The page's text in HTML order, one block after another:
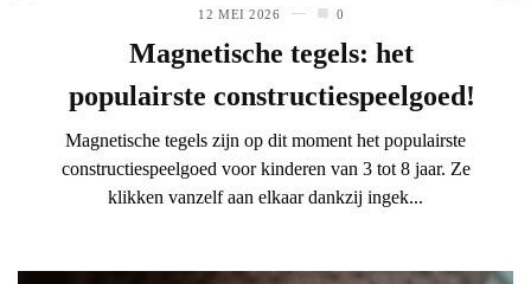
12 MEI 2026 0
Magnetische tegels: het
populairste constructiespeelgoed!
Magnetische tegels zijn op dit moment het populairste
constructiespeelgoed voor kinderen van 3 tot 8 jaar. Ze
klikken vanzelf aan elkaar dankzij ingek...